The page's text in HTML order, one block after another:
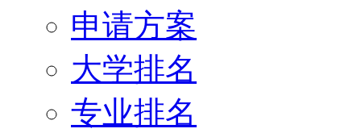
申请方案
大学排名
专业排名